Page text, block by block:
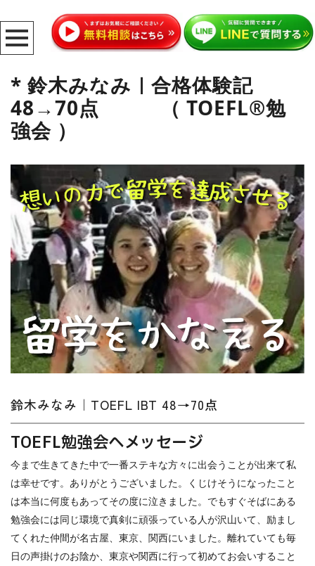
* 鈴木みなみ｜合格体験記
48→70点 （ TOEFL®勉
強会 ）
鈴木みなみ｜TOEFL IBT 48→70点
TOEFL勉強会へメッセージ
今まで生きてきた中で一番ステキな方々に出会うことが出来て私
は幸せです。ありがとうございました。くじけそうになったこと
は本当に何度もあってその度に泣きました。でもすぐそばにある
勉強会には同じ環境で真剣に頑張っている人が沢山いて、励まし
てくれた仲間が名古屋、東京、関西にいました。離れていても毎
日の声掛けのお陰か、東京や関西に行って初めてお会いすること